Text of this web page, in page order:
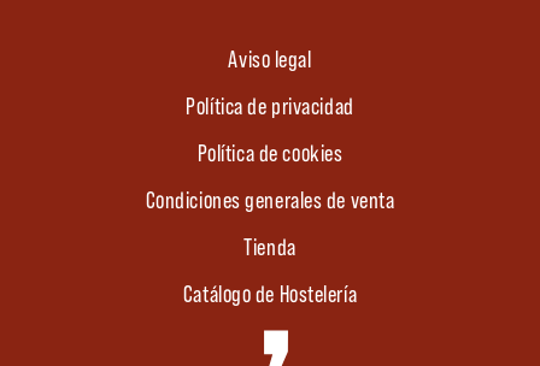
Aviso legal
Política de privacidad
Política de cookies
Condiciones generales de venta
Tienda
Catálogo de Hostelería